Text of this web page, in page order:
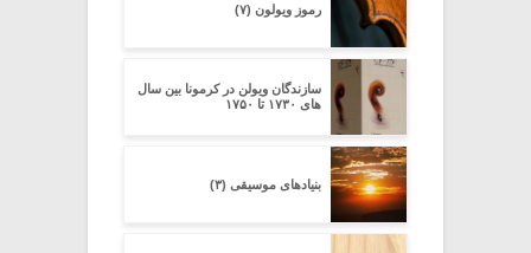
رموز ویولون (۷)
سازندگان ویولن در کرمونا بین سال
های ۱۷۳۰ تا ۱۷۵۰
بنیادهای موسیقی (۳)